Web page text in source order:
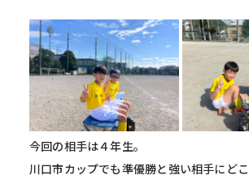
今回の相手は４年生。
川口市カップでも準優勝と強い相手にど